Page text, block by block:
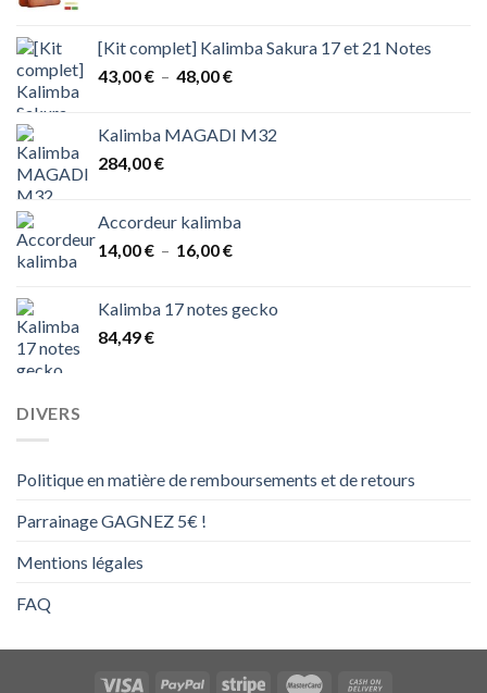
était :
57,00 €.
est :
36,00 €.
[Kit complet] Kalimba Sakura 17 et 21 Notes
43,00€ – 48,00€Plage
43,00 €
Kalimba MAGADI M32
284,00€
Accordeur kalimba
14,00€ – 16,00€Plage
14,00 €
Kalimba 17 notes gecko
84,49€
DIVERS
Politique en matière de remboursements et de retours
Parrainage GAGNEZ 5€ !
Mentions légales
FAQ